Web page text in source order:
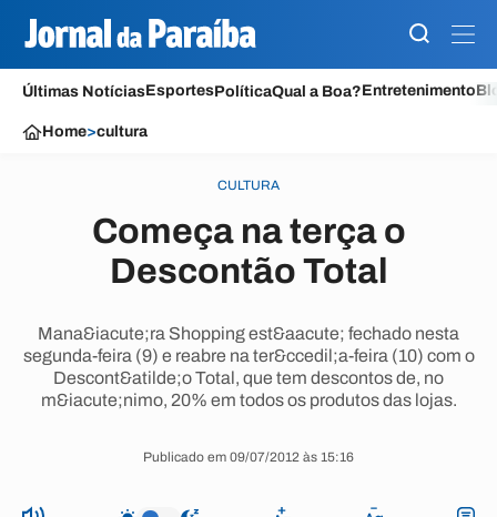
Últimas NotíciasEsportesPolíticaQual a Boa?Entretenimento
Home>cultura
CULTURA
Começa na terça o
Descontão Total
Mana&iacute;ra Shopping est&aacute; fechado nesta
segunda-feira (9) e reabre na ter&ccedil;a-feira (10) com o
Descont&atilde;o Total, que tem descontos de, no
m&iacute;nimo, 20% em todos os produtos das lojas.
Publicado em 09/07/2012 às 15:16